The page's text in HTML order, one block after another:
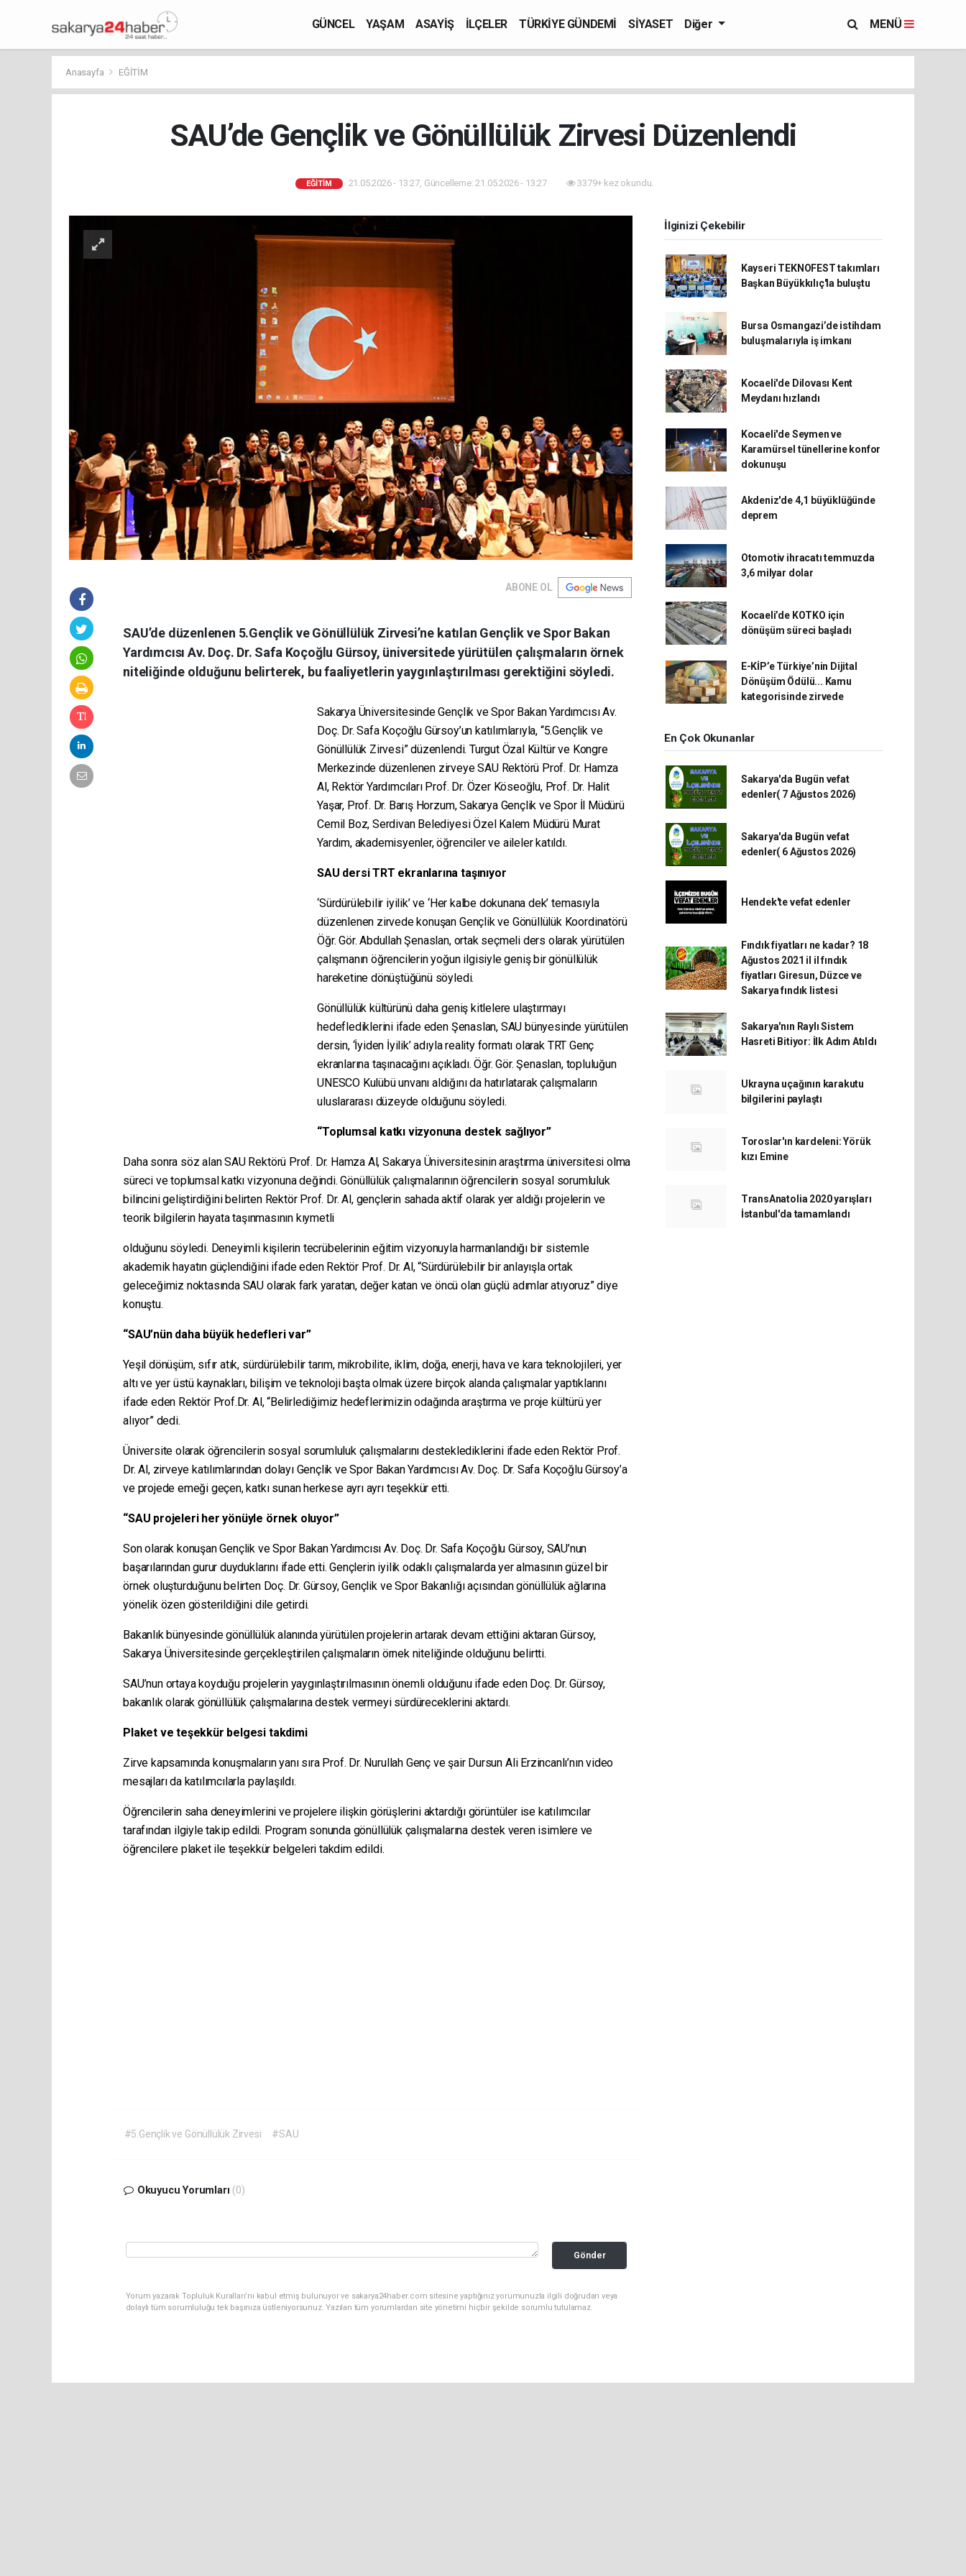
GÜNCEL YAŞAM ASAYİŞ İLÇELER TÜRKİYE GÜNDEMİ SİYASET Diğer MENÜ
Anasayfa EĞİTİM
SAU’de Gençlik ve Gönüllülük Zirvesi Düzenlendi
EĞİTİM 21.05.2026 - 13:27, Güncelleme: 21.05.2026 - 13:27 3379+ kez okundu.
ABONE OL
SAU’de düzenlenen 5.Gençlik ve Gönüllülük Zirvesi’ne katılan Gençlik ve Spor Bakan
Yardımcısı Av. Doç. Dr. Safa Koçoğlu Gürsoy, üniversitede yürütülen çalışmaların örnek
niteliğinde olduğunu belirterek, bu faaliyetlerin yaygınlaştırılması gerektiğini söyledi.
Sakarya Üniversitesinde Gençlik ve Spor Bakan Yardımcısı Av.
Doç. Dr. Safa Koçoğlu Gürsoy’un katılımlarıyla, “5.Gençlik ve
Gönüllülük Zirvesi” düzenlendi. Turgut Özal Kültür ve Kongre
Merkezinde düzenlenen zirveye SAU Rektörü Prof. Dr. Hamza
Al, Rektör Yardımcıları Prof. Dr. Özer Köseoğlu, Prof. Dr. Halit
Yaşar, Prof. Dr. Barış Horzum, Sakarya Gençlik ve Spor İl Müdürü
Cemil Boz, Serdivan Belediyesi Özel Kalem Müdürü Murat
Yardım, akademisyenler, öğrenciler ve aileler katıldı.
SAU dersi TRT ekranlarına taşınıyor
‘Sürdürülebilir iyilik’ ve ‘Her kalbe dokunana dek’ temasıyla
düzenlenen zirvede konuşan Gençlik ve Gönüllülük Koordinatörü
Öğr. Gör. Abdullah Şenaslan, ortak seçmeli ders olarak yürütülen
çalışmanın öğrencilerin yoğun ilgisiyle geniş bir gönüllülük
hareketine dönüştüğünü söyledi.
Gönüllülük kültürünü daha geniş kitlelere ulaştırmayı
hedeflediklerini ifade eden Şenaslan, SAU bünyesinde yürütülen
dersin, ‘İyiden İyilik’ adıyla reality formatı olarak TRT Genç
ekranlarına taşınacağını açıkladı. Öğr. Gör. Şenaslan, topluluğun
UNESCO Kulübü unvanı aldığını da hatırlatarak çalışmaların
uluslararası düzeyde olduğunu söyledi.
“Toplumsal katkı vizyonuna destek sağlıyor”
Daha sonra söz alan SAU Rektörü Prof. Dr. Hamza Al, Sakarya Üniversitesinin araştırma üniversitesi olma
süreci ve toplumsal katkı vizyonuna değindi. Gönüllülük çalışmalarının öğrencilerin sosyal sorumluluk
bilincini geliştirdiğini belirten Rektör Prof. Dr. Al, gençlerin sahada aktif olarak yer aldığı projelerin ve
teorik bilgilerin hayata taşınmasının kıymetli
olduğunu söyledi. Deneyimli kişilerin tecrübelerinin eğitim vizyonuyla harmanlandığı bir sistemle
akademik hayatın güçlendiğini ifade eden Rektör Prof. Dr. Al, “Sürdürülebilir bir anlayışla ortak
geleceğimiz noktasında SAU olarak fark yaratan, değer katan ve öncü olan güçlü adımlar atıyoruz” diye
konuştu.
“SAU’nün daha büyük hedefleri var”
Yeşil dönüşüm, sıfır atık, sürdürülebilir tarım, mikrobilite, iklim, doğa, enerji, hava ve kara teknolojileri, yer
altı ve yer üstü kaynakları, bilişim ve teknoloji başta olmak üzere birçok alanda çalışmalar yaptıklarını
ifade eden Rektör Prof.Dr. Al, “Belirlediğimiz hedeflerimizin odağında araştırma ve proje kültürü yer
alıyor” dedi.
Üniversite olarak öğrencilerin sosyal sorumluluk çalışmalarını desteklediklerini ifade eden Rektör Prof.
Dr. Al, zirveye katılımlarından dolayı Gençlik ve Spor Bakan Yardımcısı Av. Doç. Dr. Safa Koçoğlu Gürsoy’a
ve projede emeği geçen, katkı sunan herkese ayrı ayrı teşekkür etti.
“SAU projeleri her yönüyle örnek oluyor”
Son olarak konuşan Gençlik ve Spor Bakan Yardımcısı Av. Doç. Dr. Safa Koçoğlu Gürsoy, SAU’nun
başarılarından gurur duyduklarını ifade etti. Gençlerin iyilik odaklı çalışmalarda yer almasının güzel bir
örnek oluşturduğunu belirten Doç. Dr. Gürsoy, Gençlik ve Spor Bakanlığı açısından gönüllülük ağlarına
yönelik özen gösterildiğini dile getirdi.
Bakanlık bünyesinde gönüllülük alanında yürütülen projelerin artarak devam ettiğini aktaran Gürsoy,
Sakarya Üniversitesinde gerçekleştirilen çalışmaların örnek niteliğinde olduğunu belirtti.
SAU’nun ortaya koyduğu projelerin yaygınlaştırılmasının önemli olduğunu ifade eden Doç. Dr. Gürsoy,
bakanlık olarak gönüllülük çalışmalarına destek vermeyi sürdüreceklerini aktardı.
Plaket ve teşekkür belgesi takdimi
Zirve kapsamında konuşmaların yanı sıra Prof. Dr. Nurullah Genç ve şair Dursun Ali Erzincanlı’nın video
mesajları da katılımcılarla paylaşıldı.
Öğrencilerin saha deneyimlerini ve projelere ilişkin görüşlerini aktardığı görüntüler ise katılımcılar
tarafından ilgiyle takip edildi. Program sonunda gönüllülük çalışmalarına destek veren isimlere ve
öğrencilere plaket ile teşekkür belgeleri takdim edildi.
#5.Gençlik ve Gönüllülük Zirvesi #SAU
Okuyucu Yorumları (0)
Gönder
Yorum yazarak Topluluk Kuralları’nı kabul etmiş bulunuyor ve sakarya24haber.com sitesine yaptığınız yorumunuzla ilgili doğrudan veya
dolaylı tüm sorumluluğu tek başınıza üstleniyorsunuz. Yazılan tüm yorumlardan site yönetimi hiçbir şekilde sorumlu tutulamaz.
İlginizi Çekebilir
Kayseri TEKNOFEST takımları
Başkan Büyükkılıç'la buluştu
Bursa Osmangazi’de istihdam
buluşmalarıyla iş imkanı
Kocaeli'de Dilovası Kent
Meydanı hızlandı
Kocaeli'de Seymen ve
Karamürsel tünellerine konfor
dokunuşu
Akdeniz'de 4,1 büyüklüğünde
deprem
Otomotiv ihracatı temmuzda
3,6 milyar dolar
Kocaeli’de KOTKO için
dönüşüm süreci başladı
E-KİP’e Türkiye’nin Dijital
Dönüşüm Ödülü... Kamu
kategorisinde zirvede
En Çok Okunanlar
Sakarya'da Bugün vefat
edenler( 7 Ağustos 2026)
Sakarya'da Bugün vefat
edenler( 6 Ağustos 2026)
Hendek'te vefat edenler
Fındık fiyatları ne kadar? 18
Ağustos 2021 il il fındık
fiyatları Giresun, Düzce ve
Sakarya fındık listesi
Sakarya'nın Raylı Sistem
Hasreti Bitiyor: İlk Adım Atıldı
Ukrayna uçağının karakutu
bilgilerini paylaştı
Toroslar'ın kardeleni: Yörük
kızı Emine
TransAnatolia 2020 yarışları
İstanbul'da tamamlandı